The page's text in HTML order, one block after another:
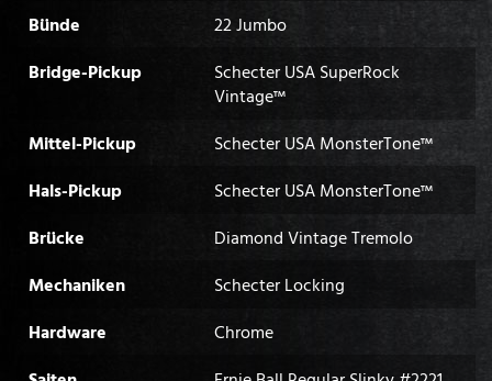
Bünde
22 Jumbo
Bridge-Pickup
Schecter USA SuperRock
Vintage™
Mittel-Pickup
Schecter USA MonsterTone™
Hals-Pickup
Schecter USA MonsterTone™
Brücke
Diamond Vintage Tremolo
Mechaniken
Schecter Locking
Hardware
Chrome